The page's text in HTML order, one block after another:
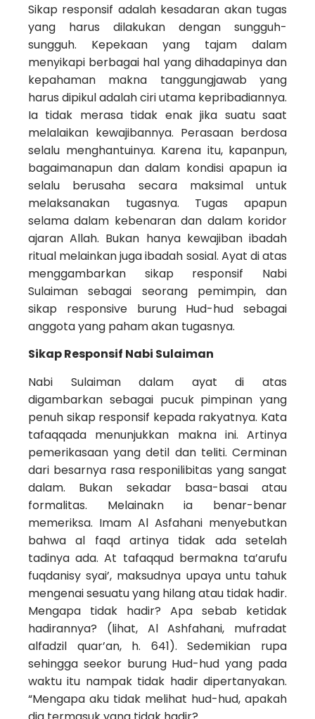
Sikap responsif adalah kesadaran akan tugas
yang harus dilakukan dengan sungguh-
sungguh. Kepekaan yang tajam dalam
menyikapi berbagai hal yang dihadapinya dan
kepahaman makna tanggungjawab yang
harus dipikul adalah ciri utama kepribadiannya.
Ia tidak merasa tidak enak jika suatu saat
melalaikan kewajibannya. Perasaan berdosa
selalu menghantuinya. Karena itu, kapanpun,
bagaimanapun dan dalam kondisi apapun ia
selalu berusaha secara maksimal untuk
melaksanakan tugasnya. Tugas apapun
selama dalam kebenaran dan dalam koridor
ajaran Allah. Bukan hanya kewajiban ibadah
ritual melainkan juga ibadah sosial. Ayat di atas
menggambarkan sikap responsif Nabi
Sulaiman sebagai seorang pemimpin, dan
sikap responsive burung Hud-hud sebagai
anggota yang paham akan tugasnya.
Sikap Responsif Nabi Sulaiman
Nabi Sulaiman dalam ayat di atas
digambarkan sebagai pucuk pimpinan yang
penuh sikap responsif kepada rakyatnya. Kata
tafaqqada menunjukkan makna ini. Artinya
pemerikasaan yang detil dan teliti. Cerminan
dari besarnya rasa responilibitas yang sangat
dalam. Bukan sekadar basa-basai atau
formalitas. Melainakn ia benar-benar
memeriksa. Imam Al Asfahani menyebutkan
bahwa al faqd artinya tidak ada setelah
tadinya ada. At tafaqqud bermakna ta’arufu
fuqdanisy syai’, maksudnya upaya untu tahuk
mengenai sesuatu yang hilang atau tidak hadir.
Mengapa tidak hadir? Apa sebab ketidak
hadirannya? (lihat, Al Ashfahani, mufradat
alfadzil quar’an, h. 641). Sedemikian rupa
sehingga seekor burung Hud-hud yang pada
waktu itu nampak tidak hadir dipertanyakan.
“Mengapa aku tidak melihat hud-hud, apakah